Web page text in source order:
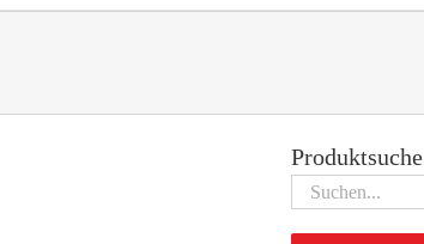
Produktsuche